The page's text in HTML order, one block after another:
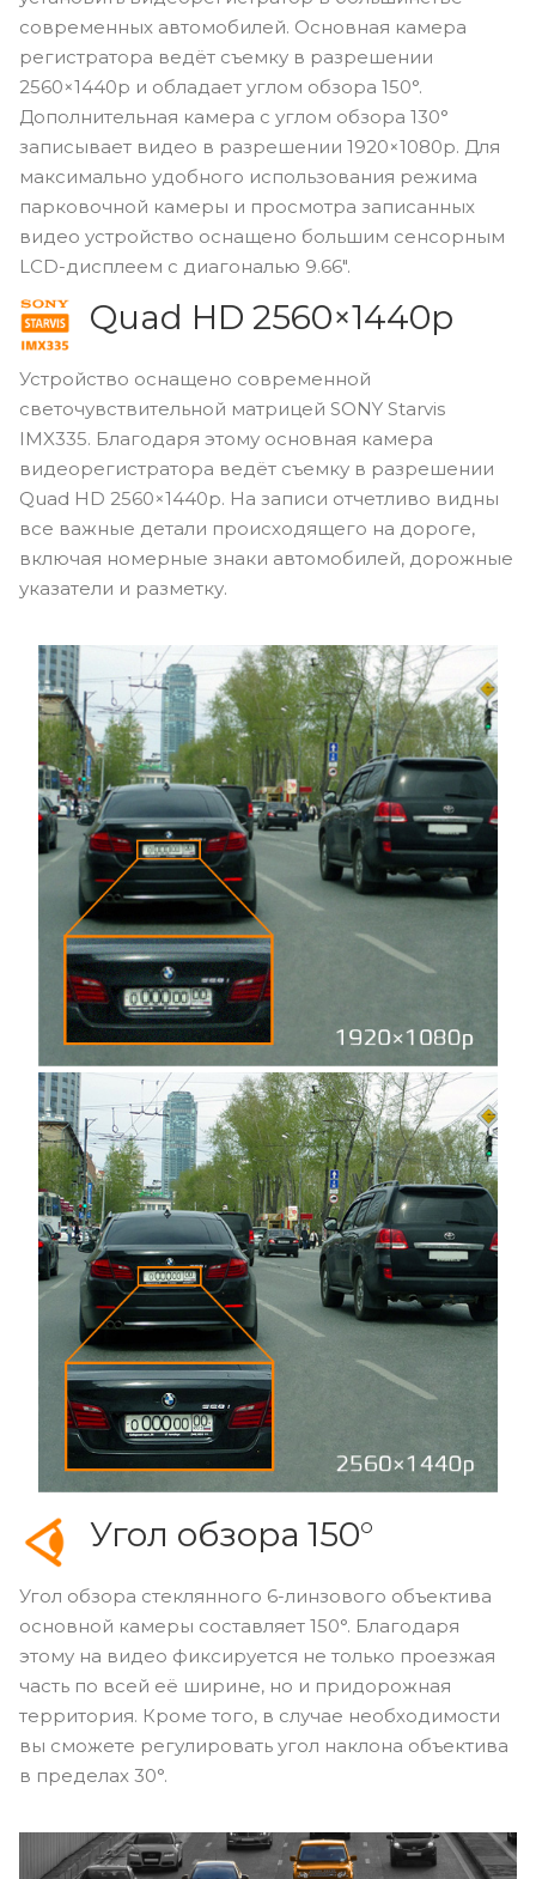
современных автомобилей. Основная камера
регистратора ведёт съемку в разрешении
2560×1440p и обладает углом обзора 150°.
Дополнительная камера с углом обзора 130°
записывает видео в разрешении 1920×1080p. Для
максимально удобного использования режима
парковочной камеры и просмотра записанных
видео устройство оснащено большим сенсорным
LCD-дисплеем с диагональю 9.66″.
Quad HD 2560×1440p
Устройство оснащено современной
светочувствительной матрицей SONY Starvis
IMX335. Благодаря этому основная камера
видеорегистратора ведёт съемку в разрешении
Quad HD 2560×1440p. На записи отчетливо видны
все важные детали происходящего на дороге,
включая номерные знаки автомобилей, дорожные
указатели и разметку.
Угол обзора 150°
Угол обзора стеклянного 6-линзового объектива
основной камеры составляет 150°. Благодаря
этому на видео фиксируется не только проезжая
часть по всей её ширине, но и придорожная
территория. Кроме того, в случае необходимости
вы сможете регулировать угол наклона объектива
в пределах 30°.